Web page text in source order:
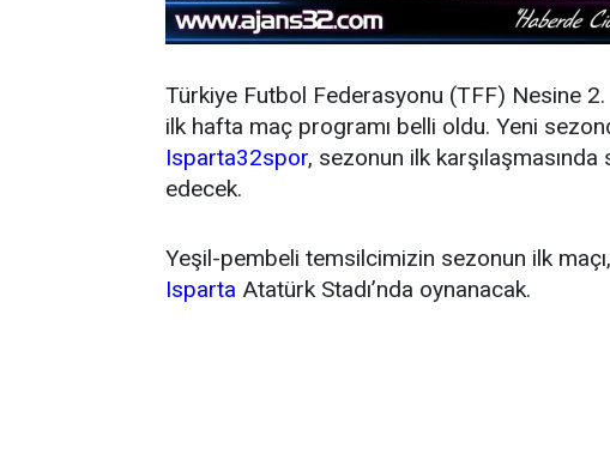
Türkiye Futbol Federasyonu (TFF) Nesine
ilk hafta maç programı belli oldu. Yeni
Isparta32spor, sezonun ilk
edecek.
Yeşil-pembeli temsilcimizin sezonun ilk
Isparta Atatürk Stadı’nda oynanacak.